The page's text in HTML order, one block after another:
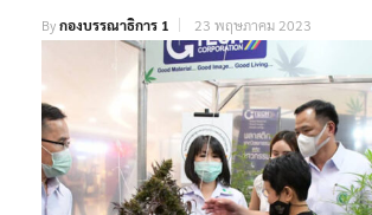
Byกองบรรณาธิการ 1 23 พฤษภาคม 2023